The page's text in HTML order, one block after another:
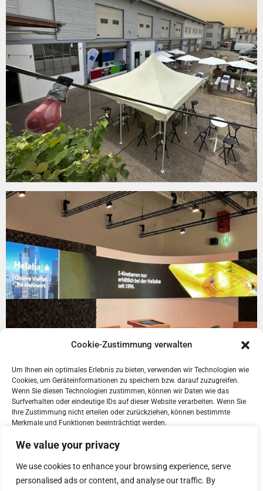
We value your privacy
We use cookies to enhance your browsing experience, serve
personalised ads or content, and analyse our traffic. By
Cookie-Zustimmung verwalten
Um Ihnen ein optimales Erlebnis zu bieten, verwenden wir Technologien wie
Cookies, um Geräteinformationen zu speichern bzw. darauf zuzugreifen.
Wenn Sie diesen Technologien zustimmen, können wir Daten wie das
Surfverhalten oder eindeutige IDs auf dieser Website verarbeiten. Wenn Sie
Ihre Zustimmung nicht erteilen oder zurückziehen, können bestimmte
Merkmale und Funktionen beeinträchtigt werden.
Ablehnen